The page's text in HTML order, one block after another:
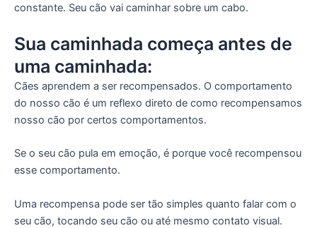
constante. Seu cão vai caminhar sobre um cabo.
Sua caminhada começa antes de
uma caminhada:
Cães aprendem a ser recompensados. O comportamento
do nosso cão é um reflexo direto de como recompensamos
nosso cão por certos comportamentos.
Se o seu cão pula em emoção, é porque você recompensou
esse comportamento.
Uma recompensa pode ser tão simples quanto falar com o
seu cão, tocando seu cão ou até mesmo contato visual.